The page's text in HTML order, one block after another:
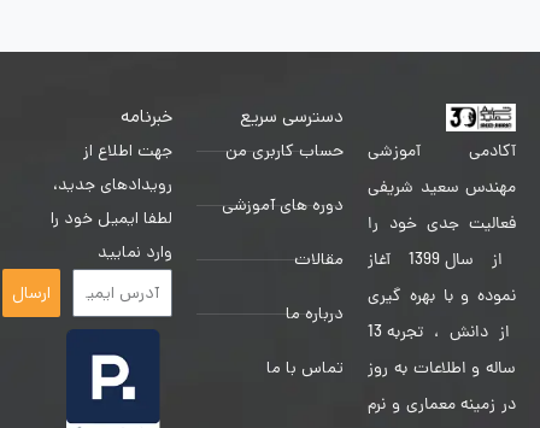
آکادمی آموزشی
مهندس سعید شریفی
فعالیت جدی خود را
از سال 1399 آغاز
نموده و با بهره گیری
از دانش ، تجربه 13
ساله و اطلاعات به روز
در زمینه معماری و نرم
دسترسی سریع
حساب کاربری من
دوره های آموزشی
مقالات
درباره ما
تماس با ما
خبرنامه
جهت اطلاع از
رویدادهای جدید،
لطفا ایمیل خود را
وارد نمایید
ارسال